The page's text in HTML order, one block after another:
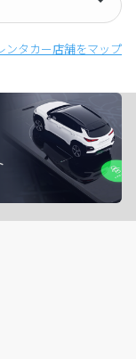
ンタカー店舗をマップ